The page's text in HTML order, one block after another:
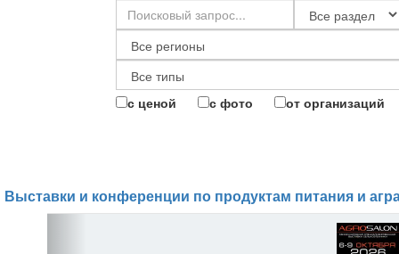
с ценой с фото от организаций
Выставки и конференции по продуктам питания и